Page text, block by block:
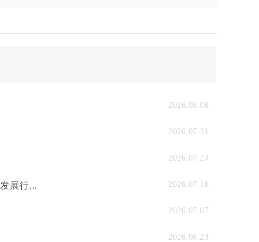
2026.08.06
2026.07.31
2026.07.24
展行... 2026.07.16
2026.07.07
2026.06.23